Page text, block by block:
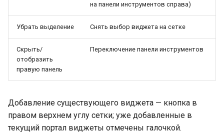
на панели инструментов справа)
Убрать выделение Снять выбор виджета на сетке
Скрыть/
отобразить
правую панель
Переключение панели инструментов
Добавление существующего виджета — кнопка в
правом верхнем углу сетки; уже добавленные в
текущий портал виджеты отмечены галочкой.